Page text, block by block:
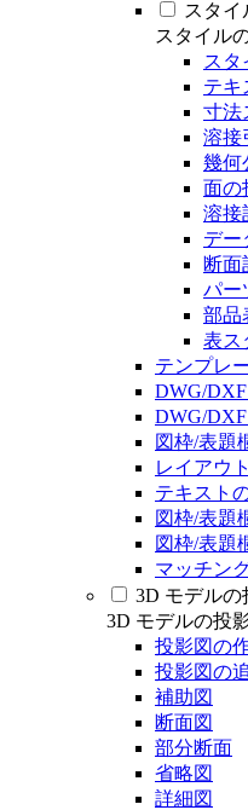
スタイ
スタイル
スタ
テキ
寸法
溶接
幾何
面の
溶接
デー
断面
パー
部品
表ス
テンプレ
DWG/
DWG/
図枠/表題
レイアウ
テキスト
図枠/表題
図枠/表題
マッチン
3D モデルの
3D モデルの投
投影図の
投影図の
補助図
断面図
部分断面
省略図
詳細図